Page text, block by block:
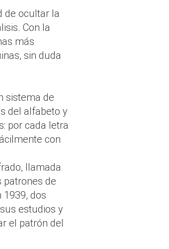
de ocultar la
Con la
más
sin duda
sistema de
del alfabeto y
por cada letra
con
llamada
patrones de
dos
estudios y
el patrón del